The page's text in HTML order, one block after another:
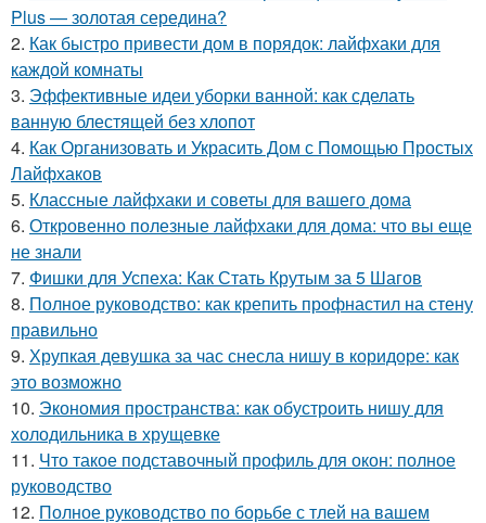
Plus — золотая середина?
2. Как быстро привести дом в порядок: лайфхаки для
каждой комнаты
3. Эффективные идеи уборки ванной: как сделать
ванную блестящей без хлопот
4. Как Организовать и Украсить Дом с Помощью Простых
Лайфхаков
5. Классные лайфхаки и советы для вашего дома
6. Откровенно полезные лайфхаки для дома: что вы еще
не знали
7. Фишки для Успеха: Как Стать Крутым за 5 Шагов
8. Полное руководство: как крепить профнастил на стену
правильно
9. Хрупкая девушка за час снесла нишу в коридоре: как
это возможно
10. Экономия пространства: как обустроить нишу для
холодильника в хрущевке
11. Что такое подставочный профиль для окон: полное
руководство
12. Полное руководство по борьбе с тлей на вашем